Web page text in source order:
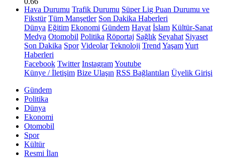
Hava Durumu Trafik Durumu Süper Lig Puan Durumu ve
Fikstür Tüm Manşetler Son Dakika Haberleri
Dünya Eğitim Ekonomi Gündem Hayat İslam Kültür-Sanat
Medya Otomobil Politika Röportaj Sağlık Seyahat Siyaset
Son Dakika Spor Videolar Teknoloji Trend YaşamYurt
Haberleri
Facebook Twitter InstagramYoutube
Künye / İletişim Bize Ulaşın RSS Bağlantıları Üyelik Girişi
Gündem
Politika
Dünya
Ekonomi
Otomobil
Spor
Kültür
Resmi İlan